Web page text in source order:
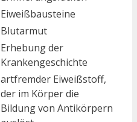
Eiweißbausteine
Blutarmut
Erhebung der
Krankengeschichte
artfremder Eiweißstoff,
der im Körper die
Bildung von Antikörpern